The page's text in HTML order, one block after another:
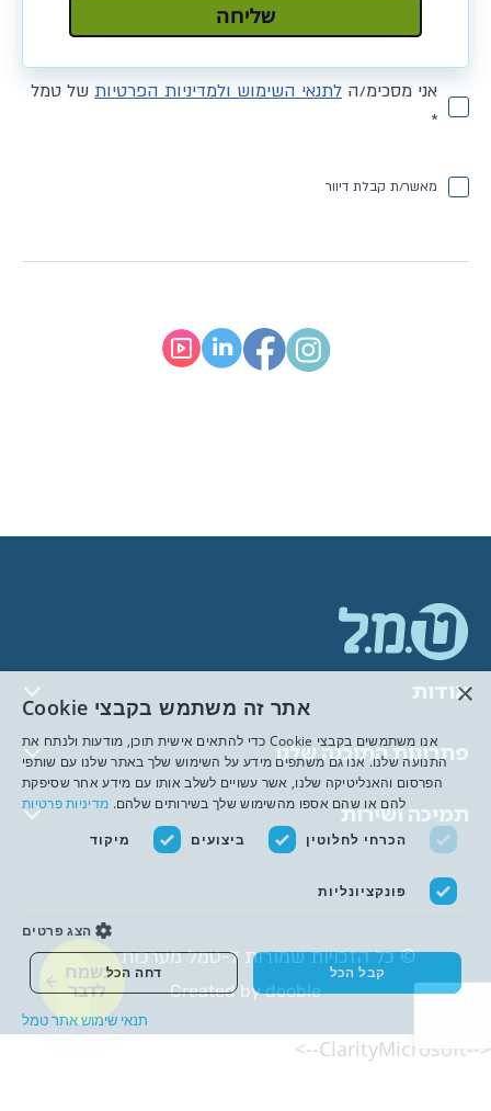
מאשר/ת קבלת דיוור
שלח
שליחה
אני מסכימ/ה לתנאי השימוש ולמדיניות הפרטיות של טמל
*
נשמח
לדבר
אודות
פתרונות התוכנה שלנו
תמיכה ושירות
© כל הזכויות שמורות ל-טמל מערכות מידע
Created by dooble
<--ClarityMicrosoft-->
× אתר זה משתמש בקבצי Cookie
אנו משתמשים בקבצי Cookie כדי להתאים אישית תוכן, מודעות ולנתח את
התנועה שלנו. אנו גם משתפים מידע על השימוש שלך באתר שלנו עם שותפי
הפרסום והאנליטיקה שלנו, אשר עשויים לשלב אותו עם מידע אחר שסיפקת
להם או שהם אספו מהשימוש שלך בשירותים שלהם. מדיניות פרטיות
הכרחי לחלוטין
ביצועים מיקוד
פונקציונליות
הצג פרטים
קבל הכל דחה הכל
תנאי שימוש אתר טמל